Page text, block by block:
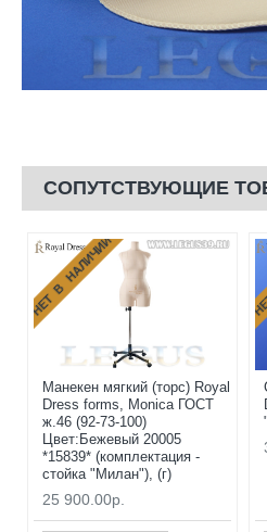
СОПУТСТВУЮЩИЕ
НЕТ В НАЛИЧИИ
Манекен мягкий (торс) Royal
Dress forms, Monica ГОСТ
ж.46 (92-73-100)
Цвет:Бежевый 20005
*15839* (комплектация -
стойка "Милан"), (г)
25 900.00р.